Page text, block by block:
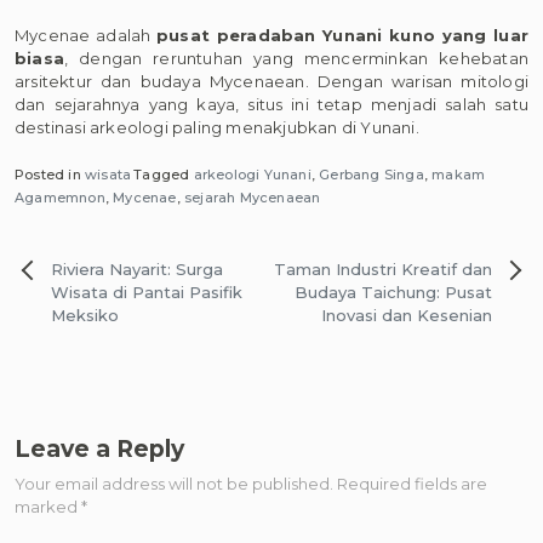
Mycenae adalah pusat peradaban Yunani kuno yang luar
biasa, dengan reruntuhan yang mencerminkan kehebatan
arsitektur dan budaya Mycenaean. Dengan warisan mitologi
dan sejarahnya yang kaya, situs ini tetap menjadi salah satu
destinasi arkeologi paling menakjubkan di Yunani.
Posted inwisata Tagged arkeologi Yunani, Gerbang Singa, makam
Agamemnon, Mycenae, sejarah Mycenaean
Post
navigation
Riviera Nayarit: Surga
Wisata di Pantai Pasifik
Meksiko
Taman Industri Kreatif dan
Budaya Taichung: Pusat
Inovasi dan Kesenian
Leave a Reply
Your email address will not be published. Required fields are
marked *